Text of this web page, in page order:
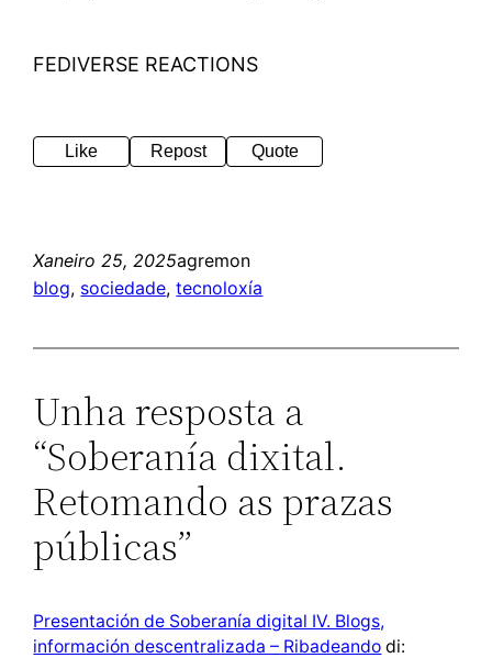
FEDIVERSE REACTIONS
Like Repost Quote
Xaneiro 25, 2025agremon
blog, sociedade, tecnoloxía
Unha resposta a
“Soberanía dixital.
Retomando as prazas
públicas”
Presentación de Soberanía digital IV. Blogs,
información descentralizada – Ribadeando di: